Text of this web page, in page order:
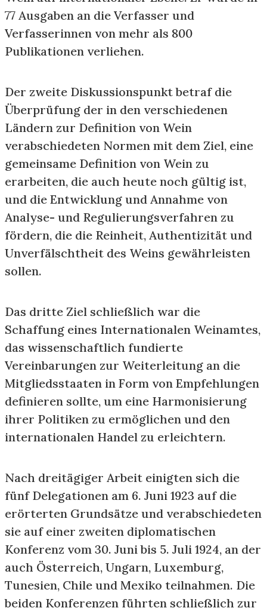
77 Ausgaben an die Verfasser und
Verfasserinnen von mehr als 800
Publikationen verliehen.
Der zweite Diskussionspunkt betraf die
Überprüfung der in den verschiedenen
Ländern zur Definition von Wein
verabschiedeten Normen mit dem Ziel, eine
gemeinsame Definition von Wein zu
erarbeiten, die auch heute noch gültig ist,
und die Entwicklung und Annahme von
Analyse- und Regulierungsverfahren zu
fördern, die die Reinheit, Authentizität und
Unverfälschtheit des Weins gewährleisten
sollen.
Das dritte Ziel schließlich war die
Schaffung eines Internationalen Weinamtes,
das wissenschaftlich fundierte
Vereinbarungen zur Weiterleitung an die
Mitgliedsstaaten in Form von Empfehlungen
definieren sollte, um eine Harmonisierung
ihrer Politiken zu ermöglichen und den
internationalen Handel zu erleichtern.
Nach dreitägiger Arbeit einigten sich die
fünf Delegationen am 6. Juni 1923 auf die
erörterten Grundsätze und verabschiedeten
sie auf einer zweiten diplomatischen
Konferenz vom 30. Juni bis 5. Juli 1924, an der
auch Österreich, Ungarn, Luxemburg,
Tunesien, Chile und Mexiko teilnahmen. Die
beiden Konferenzen führten schließlich zur